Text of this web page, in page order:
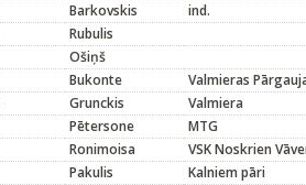
Barkovskis
ind.
Rubulis
Ošiņš
Bukonte
Valmieras
Grunckis
Valmiera
Pētersone
MTG
Ronimoisa
VSK Noskrien
Pakulis
Kalniem pāri